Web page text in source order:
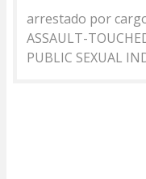
arrestado por
ASSAULT-
PUBLIC SEXUAL